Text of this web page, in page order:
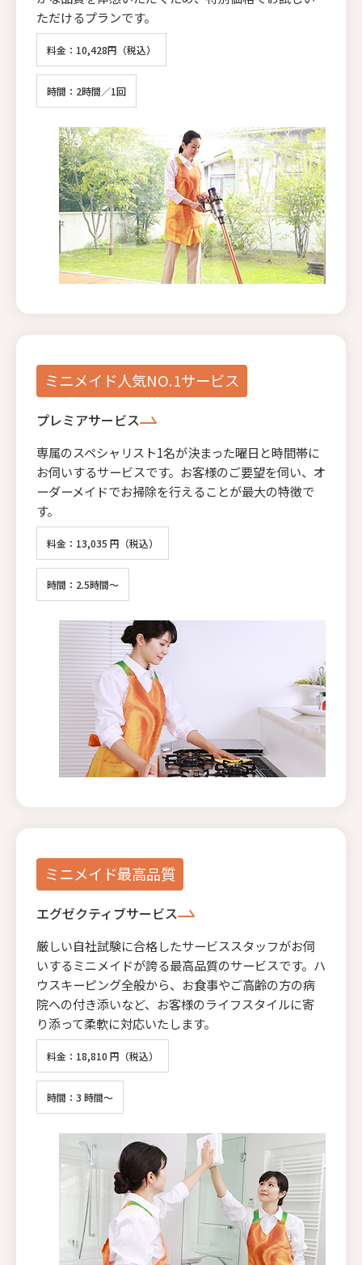
ただけるプランです。
料金：10,428円（税込）
時間：2時間／1回
ミニメイド人気NO.1サービス
プレミアサービス
専属のスペシャリスト1名が決まった曜日と時間帯に
お伺いするサービスです。お客様のご要望を伺い、オ
ーダーメイドでお掃除を行えることが最大の特徴で
す。
料金：13,035 円（税込）
時間：2.5時間～
ミニメイド最高品質
エグゼクティブサービス
厳しい自社試験に合格したサービススタッフがお伺
いするミニメイドが誇る最高品質のサービスです。ハ
ウスキーピング全般から、お食事やご高齢の方の病
院への付き添いなど、お客様のライフスタイルに寄
り添って柔軟に対応いたします。
料金：18,810 円（税込）
時間：3 時間～